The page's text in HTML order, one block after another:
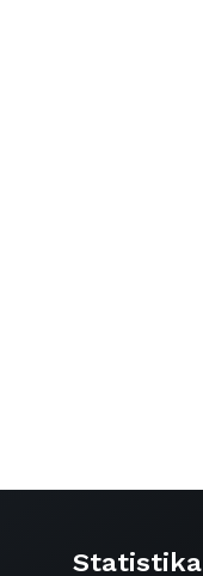
Statistika